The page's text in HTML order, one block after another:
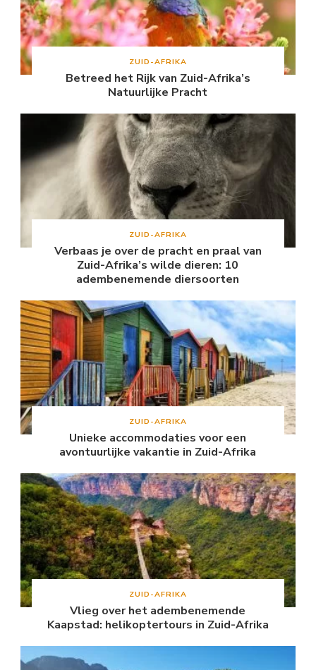
ZUID-AFRIKA
Betreed het Rijk van Zuid-Afrika’s
Natuurlijke Pracht
ZUID-AFRIKA
Verbaas je over de pracht en praal van
Zuid-Afrika’s wilde dieren: 10
adembenemende diersoorten
ZUID-AFRIKA
Unieke accommodaties voor een
avontuurlijke vakantie in Zuid-Afrika
ZUID-AFRIKA
Vlieg over het adembenemende
Kaapstad: helikoptertours in Zuid-Afrika